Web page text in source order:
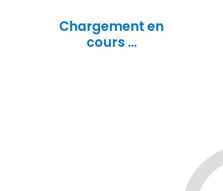
Chargement en
cours ...